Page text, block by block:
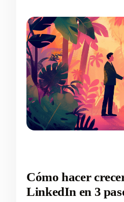
Cómo hacer
LinkedIn en 3